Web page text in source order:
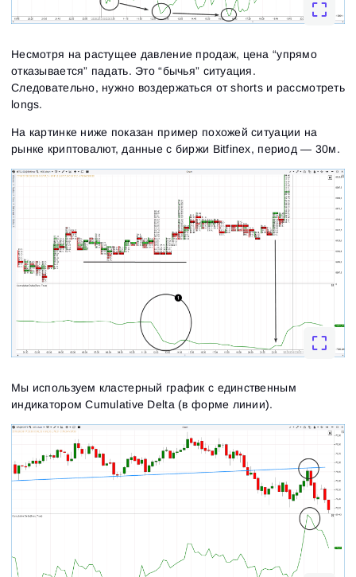
Несмотря на растущее давление продаж, цена “упрямо
отказывается” падать. Это “бычья” ситуация.
Следовательно, нужно воздержаться от shorts и рассмотреть
longs.
На картинке ниже показан пример похожей ситуации на
рынке криптовалют, данные с биржи Bitfinex, период — 30м.
Мы используем кластерный график с единственным
индикатором Cumulative Delta (в форме линии).